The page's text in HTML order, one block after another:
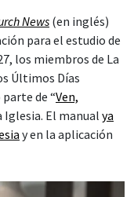
News (en inglés)
para el estudio de
los miembros de La
Últimos Días
de “Ven,
Iglesia. El manual ya
y en la aplicación